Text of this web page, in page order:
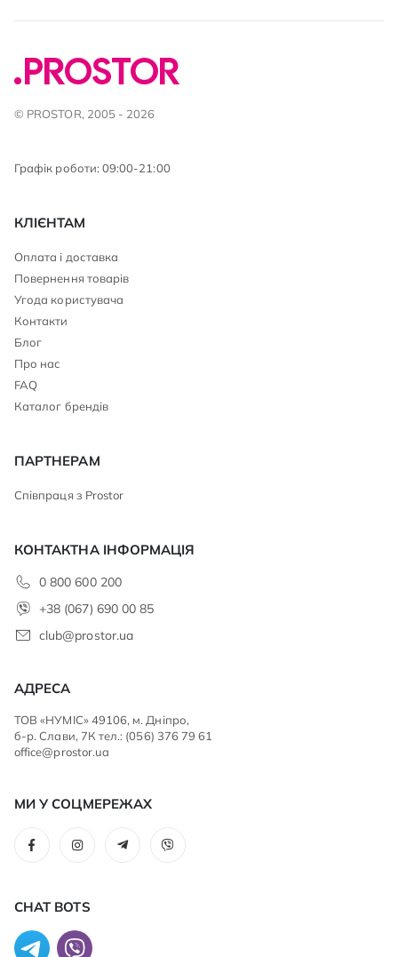
© PROSTOR, 2005 - 2026
Графік роботи: 09:00-21:00
КЛІЄНТАМ
Оплата і доставка
Повернення товарів
Угода користувача
Контакти
Блог
Про нас
FAQ
Каталог брендів
ПАРТНЕРАМ
Співпраця з Prostor
КОНТАКТНА ІНФОРМАЦІЯ
0 800 600 200
+38 (067) 690 00 85
club@prostor.ua
АДРЕСА
ТОВ «НУМІС» 49106, м. Дніпро,
б-р. Слави, 7К тел.: (056) 376 79 61
office@prostor.ua
МИ У СОЦМЕРЕЖАХ
CHAT BOTS